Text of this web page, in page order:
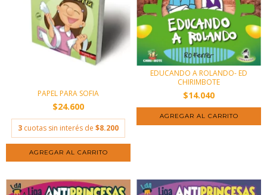
PAPEL PARA SOFIA
$24.600
3 cuotas sin interés de $8.200
EDUCANDO A ROLANDO- ED
CHIRIMBOTE
$14.040